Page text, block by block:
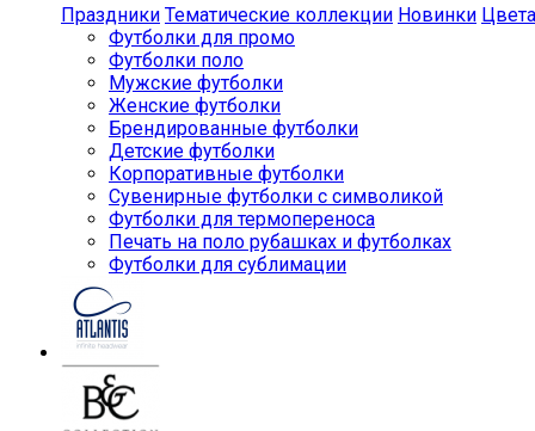
Праздники Тематические коллекции Новинки Цвета
Футболки для промо
Футболки поло
Мужские футболки
Женские футболки
Брендированные футболки
Детские футболки
Корпоративные футболки
Сувенирные футболки с символикой
Футболки для термопереноса
Печать на поло рубашках и футболках
Футболки для сублимации